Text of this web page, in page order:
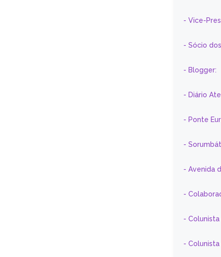
- Vice-
- Sócio
- Blogger:
- Diário
- Ponte
-
- Avenida
-
-
-